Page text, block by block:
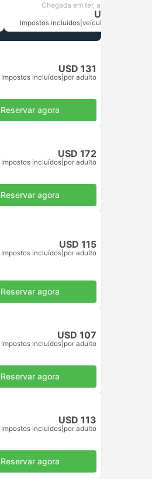
Chegada em ter, ago 11
USD 1935
Impostos incluídos veículo, tudo incluso
USD 131
Impostos incluídos por adulto
Reservar agora
USD 172
Impostos incluídos por adulto
Reservar agora
USD 115
Impostos incluídos por adulto
Reservar agora
USD 107
Impostos incluídos por adulto
Reservar agora
USD 113
Impostos incluídos por adulto
Reservar agora